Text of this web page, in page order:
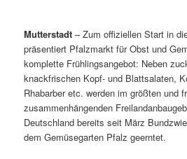
Mutterstadt– Zum offiziellen Start in
präsentiert Pfalzmarkt für Obst und
komplette Frühlingsangebot: Neben
knackfrischen Kopf- und Blattsalaten,
Rhabarber etc. werden im größten und
zusammenhängenden
Deutschland bereits seit März
dem Gemüsegarten Pfalz geerntet.